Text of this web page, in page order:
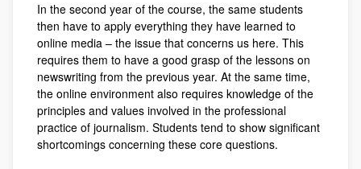
In the second year of the course, the same students
then have to apply everything they have learned to
online media – the issue that concerns us here. This
requires them to have a good grasp of the lessons on
newswriting from the previous year. At the same time,
the online environment also requires knowledge of the
principles and values involved in the professional
practice of journalism. Students tend to show significant
shortcomings concerning these core questions.